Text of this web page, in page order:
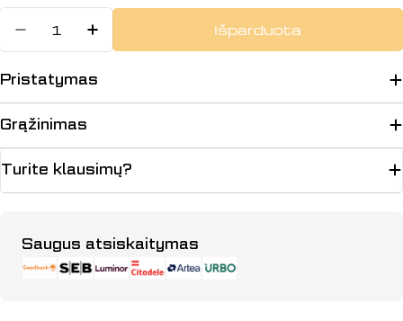
Sumažinti kiekį:
Padidinti
Išparduota
Pristatymas
Grąžinimas
Turite klausimų?
Saugus atsiskaitymas
Apmokėjimo
būdai